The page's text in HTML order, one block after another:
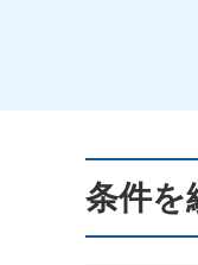
条件を